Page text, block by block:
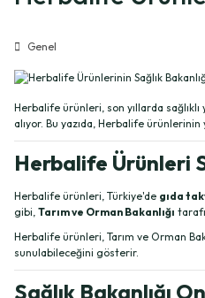
Genel
Herbalife ürünleri, son yıllarda
alıyor. Bu yazıda, Herbalife ürünlerinin
Herbalife Ürünleri
Herbalife ürünleri, Türkiye'de gıda
gibi, Tarım ve Orman Bakanlığı
Herbalife ürünleri, Tarım ve Orman
sunulabileceğini gösterir.
Sağlık Bakanlığı